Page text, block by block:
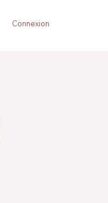
Connexion